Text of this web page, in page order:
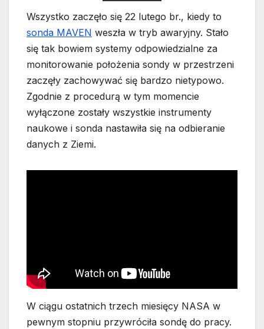
Wszystko zaczęło się 22 lutego br., kiedy to
sonda MAVEN weszła w tryb awaryjny. Stało
się tak bowiem systemy odpowiedzialne za
monitorowanie położenia sondy w przestrzeni
zaczęły zachowywać się bardzo nietypowo.
Zgodnie z procedurą w tym momencie
wyłączone zostały wszystkie instrumenty
naukowe i sonda nastawiła się na odbieranie
danych z Ziemi.
W ciągu ostatnich trzech miesięcy NASA w
pewnym stopniu przywróciła sondę do pracy.